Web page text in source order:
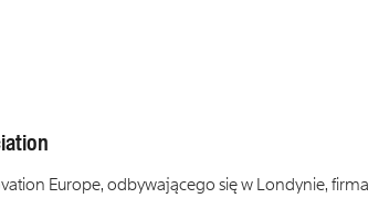
Europe, odbywającego się w Londynie,